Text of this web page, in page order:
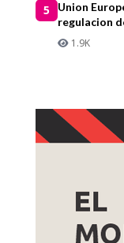
5
Union
regulacion
1.9K